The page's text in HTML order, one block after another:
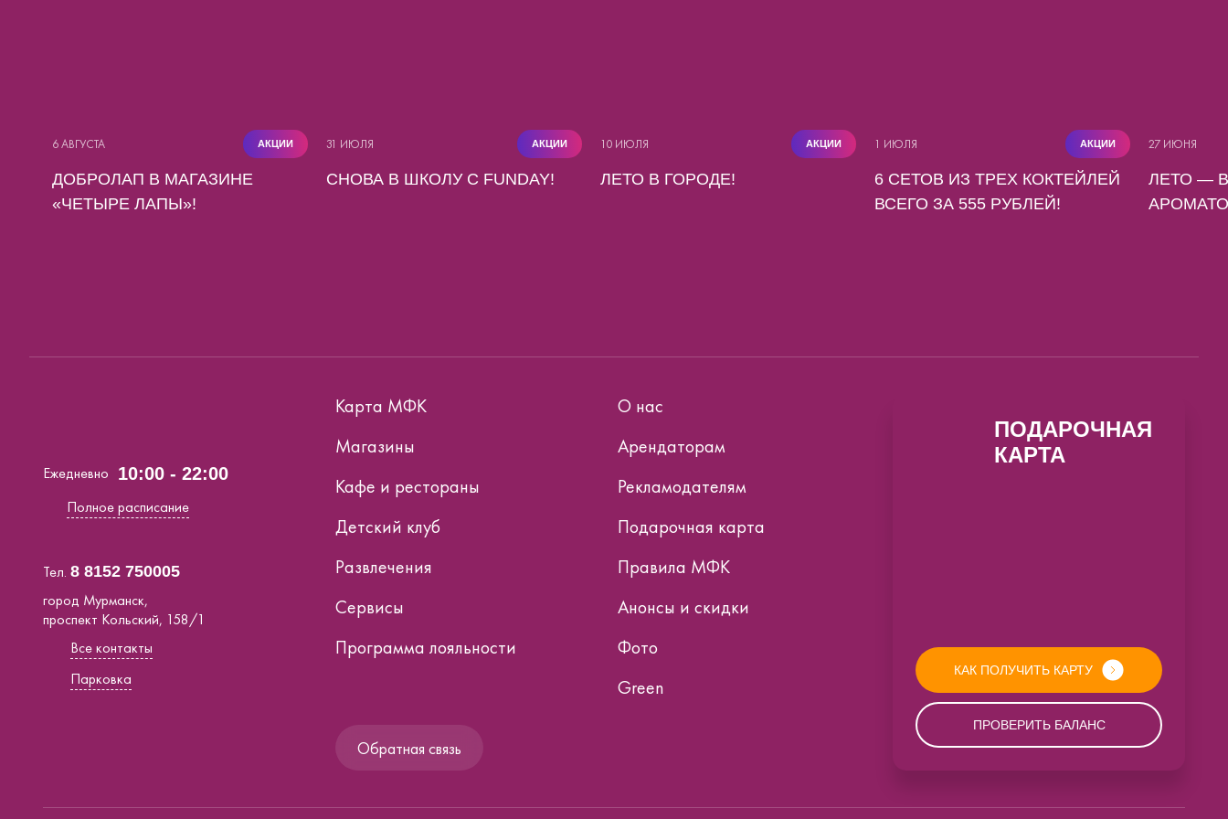
6 АВГУСТА АКЦИИ
ДОБРОЛАП В МАГАЗИНЕ
«ЧЕТЫРЕ ЛАПЫ»!
31 ИЮЛЯ АКЦИИ
СНОВА В ШКОЛУ С FUNDAY!
10 ИЮЛЯ АКЦИИ
ЛЕТО В ГОРОДЕ!
1 ИЮЛЯ АКЦИИ
6 СЕТОВ ИЗ ТРЕХ КОКТЕЙЛЕЙ
ВСЕГО ЗА 555 РУБЛЕЙ!
27 ИЮНЯ
ЛЕТО —
Ежедневно 10:00 - 22:00
Полное расписание
Тел. 8 8152 750005
город Мурманск,
проспект Кольский, 158/1
Все контакты
Парковка
Карта МФК
Магазины
Кафе и рестораны
Детский клуб
Развлечения
Сервисы
Программа лояльности
О нас
Арендаторам
Рекламодателям
Подарочная карта
Правила МФК
Анонсы и скидки
Фото
Green
Обратная связь
ПОДАРОЧНАЯ
КАРТА
КАК ПОЛУЧИТЬ КАРТУ
ПРОВЕРИТЬ БАЛАНС